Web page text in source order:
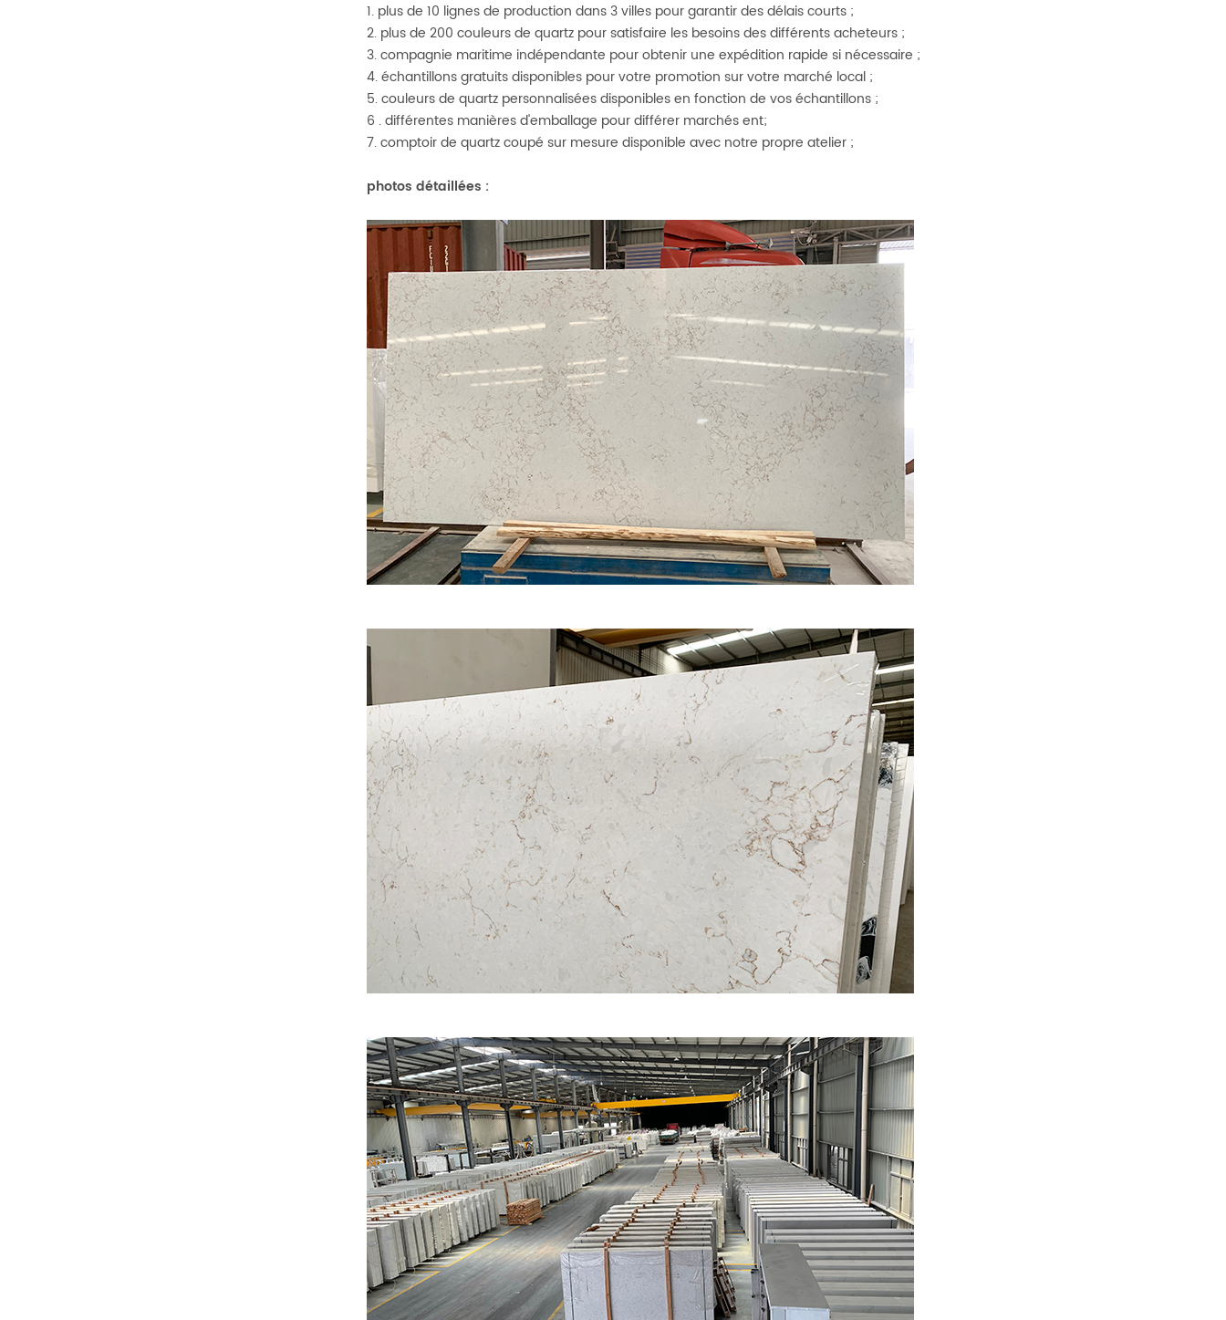
1. plus de 10 lignes de production dans 3 villes pour garantir des délais courts ;
2. plus de 200 couleurs de quartz pour satisfaire les besoins des différents acheteurs ;
3. compagnie maritime indépendante pour obtenir une expédition rapide si nécessaire ;
4. échantillons gratuits disponibles pour votre promotion sur votre marché local ;
5. couleurs de quartz personnalisées disponibles en fonction de vos échantillons ;
6 . différentes manières d'emballage pour différer marchés ent;
7. comptoir de quartz coupé sur mesure disponible avec notre propre atelier ;
photos détaillées :